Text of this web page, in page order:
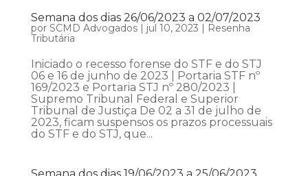
Semana dos dias 26/06/2023 a 02/07/2023
por SCMD Advogados| jul 10, 2023 | Resenha
Tributária
Iniciado o recesso forense do STF e do STJ
06 e 16 de junho de 2023 | Portaria STF nº
169/2023 e Portaria STJ nº 280/2023 |
Supremo Tribunal Federal e Superior
Tribunal de Justiça De 02 a 31 de julho de
2023, ficam suspensos os prazos processuais
do STF e do STJ, que...